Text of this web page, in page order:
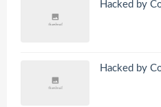
Hacked by
Hacked by